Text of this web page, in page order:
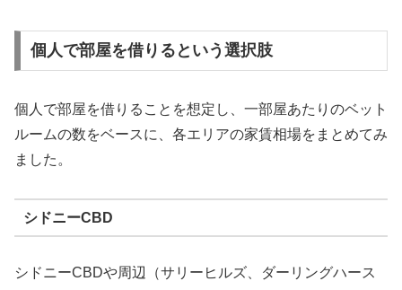
個人で部屋を借りるという選択肢
個人で部屋を借りることを想定し、一部屋あたりのベット
ルームの数をベースに、各エリアの家賃相場をまとめてみ
ました。
シドニーCBD
シドニーCBDや周辺（サリーヒルズ、ダーリングハース